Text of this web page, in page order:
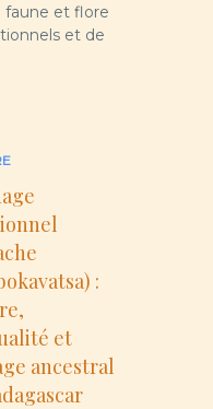
faune et flore
et de
:
et
ancestral